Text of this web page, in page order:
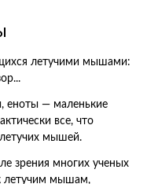
еноты — маленькие
все, что
мышей.
зрения многих ученых
летучим мышам,